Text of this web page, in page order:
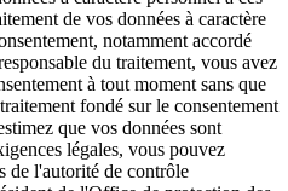
de vos données à caractère
notamment accordé
du traitement, vous avez
à tout moment sans que
fondé sur le consentement
que vos données sont
légales, vous pouvez
de l'autorité de contrôle